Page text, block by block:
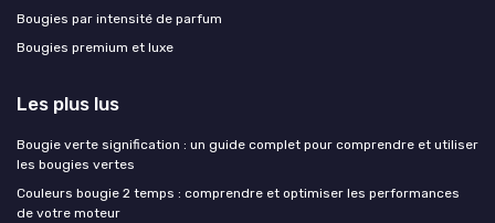
Bougies par intensité de parfum
Bougies premium et luxe
Les plus lus
Bougie verte signification : un guide complet pour comprendre et utiliser
les bougies vertes
Couleurs bougie 2 temps : comprendre et optimiser les performances
de votre moteur